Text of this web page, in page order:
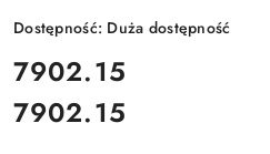
Dostępność: Duża dostępność
cena:
7902.15
Cena:
7902.15